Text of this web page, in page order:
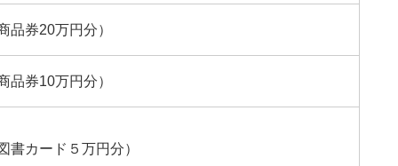
品券20万円分）
品券10万円分）
書カード５万円分）